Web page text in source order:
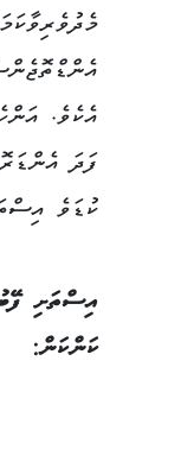
އެކެވެ.
ފަދަ
ކުޑަވެ
އިސްތަށި
ކަންކަން: